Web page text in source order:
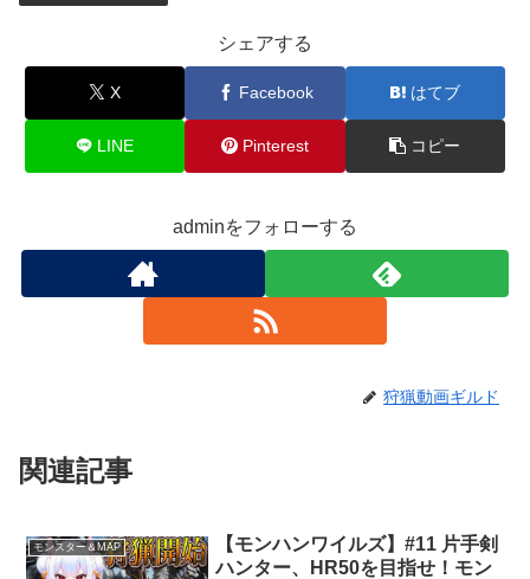
シェアする
X Facebook はてブ
LINE Pinterest コピー
adminをフォローする
狩猟動画ギルド
関連記事
モンスター＆MAP
【モンハンワイルズ】#11 片手剣
ハンター、HR50を目指せ！モン